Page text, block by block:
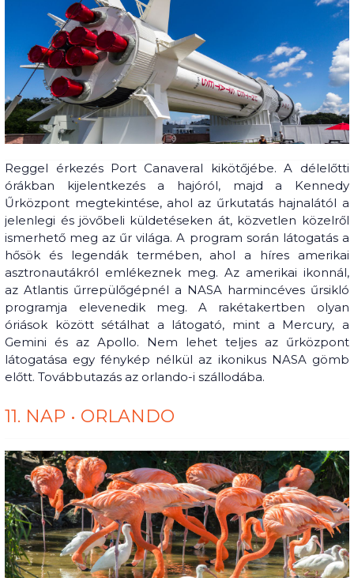
Reggel érkezés Port Canaveral kikötőjébe. A délelőtti
órákban kijelentkezés a hajóról, majd a Kennedy
Űrközpont megtekintése, ahol az űrkutatás hajnalától a
jelenlegi és jövőbeli küldetéseken át, közvetlen közelről
ismerhető meg az űr világa. A program során látogatás a
hősök és legendák termében, ahol a híres amerikai
asztronautákról emlékeznek meg. Az amerikai ikonnál,
az Atlantis űrrepülőgépnél a NASA harmincéves űrsikló
programja elevenedik meg. A rakétakertben olyan
óriások között sétálhat a látogató, mint a Mercury, a
Gemini és az Apollo. Nem lehet teljes az űrközpont
látogatása egy fénykép nélkül az ikonikus NASA gömb
előtt. Továbbutazás az orlando-i szállodába.
11. NAP • ORLANDO